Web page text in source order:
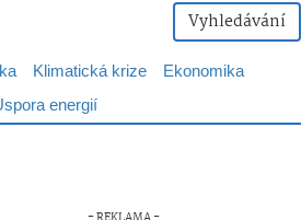
Vyhledávání
Klimatická krize
Ekonomika
energií